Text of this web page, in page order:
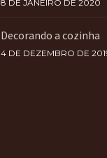
8 DE JANEIRO DE 2020
Decorando a cozinha
4 DE DEZEMBRO DE